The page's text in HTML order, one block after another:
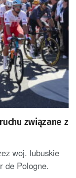
związane z
woj. lubuskie
de Pologne.